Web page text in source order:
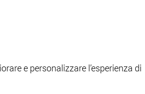
e personalizzare l’esperienza di